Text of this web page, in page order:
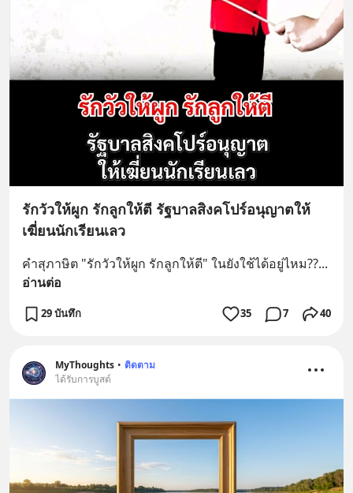
รักวัวให้ผูก รักลูกให้ตี รัฐบาลสิงคโปร์อนุญาตให้
เฆี่ยนนักเรียนเลว
คำสุภาษิต "รักวัวให้ผูก รักลูกให้ตี" ในยังใช้ได้อยู่ไหม??
อ่านต่อ
29 บันทึก 35 7 40
MyThoughts • ติดตาม
ได้รับการบูสต์